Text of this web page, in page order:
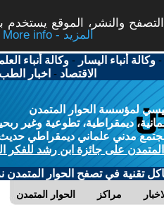
والنشر، الموقع
More info - المزيد
-وكالة أنباء اليسار -وكالة أنباء
الاقتصاد - اخبار
لمؤسسة الحوار المتمدن
ديمقراطية، تطوعية وغير
مدني علماني ديمقراطي حديث
على جائزة ابن رشد للفكر
تقنية في تصفح الحوار المتمدن
الحوار المتمدن مراكز